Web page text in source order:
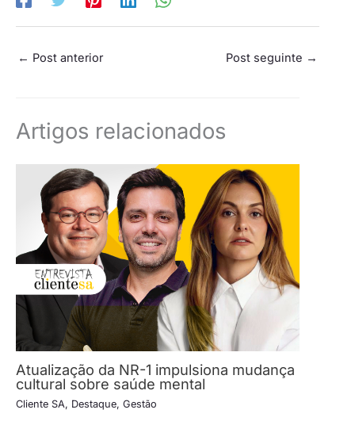
← Post anterior Post seguinte →
Artigos relacionados
Atualização da NR-1 impulsiona mudança
cultural sobre saúde mental
Cliente SA, Destaque, Gestão